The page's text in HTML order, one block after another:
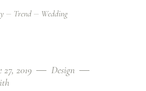
Trend Wedding
2019
Design